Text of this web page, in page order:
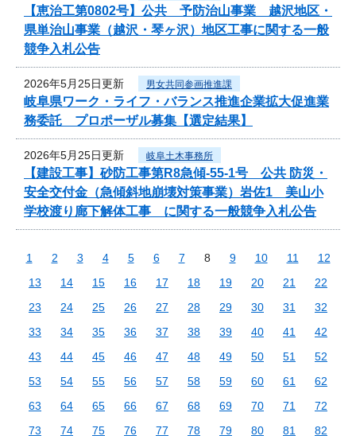
【恵治工第0802号】公共 予防治山事業 越沢地区・
県単治山事業（越沢・琴ヶ沢）地区工事に関する一般
競争入札公告
2026年5月25日更新 男女共同参画推進課
岐阜県ワーク・ライフ・バランス推進企業拡大促進業
務委託 プロポーザル募集【選定結果】
2026年5月25日更新 岐阜土木事務所
【建設工事】砂防工事第R8急傾-55-1号 公共 防災・
安全交付金（急傾斜地崩壊対策事業）岩佐1 美山小
学校渡り廊下解体工事 に関する一般競争入札公告
1 2 3 4 5 6 7 8 9 10 11
12
13
14 15 16 17 18 19 20 21
22
23
24 25 26 27 28 29 30 31
32
33
34 35 36 37 38 39 40 41
42
43
44 45 46 47 48 49 50 51
52
53
54 55 56 57 58 59 60 61
62
63
64 65 66 67 68 69 70 71
72
73
74 75 76 77 78 79 80 81
82